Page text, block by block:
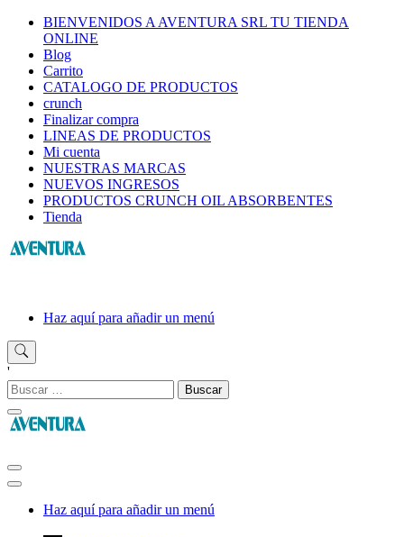
Saltar
contenido
BIENVENIDOS A AVENTURA SRL TU TIENDA
ONLINE
Blog
Carrito
CATALOGO DE PRODUCTOS
crunch
Finalizar compra
LINEAS DE PRODUCTOS
Mi cuenta
NUESTRAS MARCAS
NUEVOS INGRESOS
PRODUCTOS CRUNCH OIL ABSORBENTES
Tienda
Haz aquí para añadir un menú
'
Buscar:
Haz aquí para añadir un menú